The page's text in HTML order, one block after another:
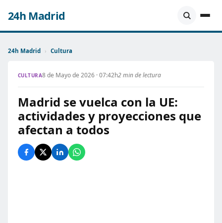
24h Madrid
24h Madrid › Cultura
CULTURA8 de Mayo de 2026 · 07:42h2 min de lectura
Madrid se vuelca con la UE:
actividades y proyecciones que
afectan a todos